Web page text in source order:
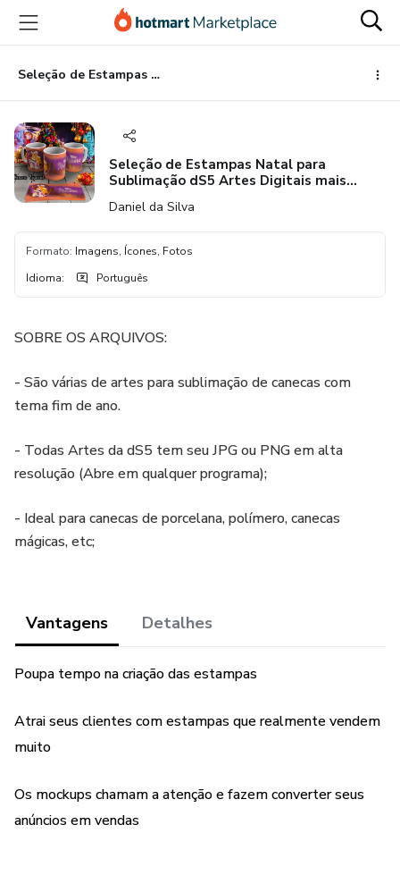
para
conteúdo
principal
para
pagamento
para
rodapé
Seleção de Estampas Natal para Sublimação dS5 Artes Digitais mais brindes
Seleção de Estampas Natal para
Sublimação dS5 Artes Digitais mais
Daniel da Silva
Formato: Imagens, Ícones, Fotos
Idioma: Português
SOBRE OS ARQUIVOS:
- São várias de artes para sublimação de canecas com
tema fim de ano.
- Todas Artes da dS5 tem seu JPG ou PNG em alta
resolução (Abre em qualquer programa);
- Ideal para canecas de porcelana, polímero, canecas
mágicas, etc;
Vantagens Detalhes
Poupa tempo na criação das estampas
Atrai seus clientes com estampas que realmente vendem
muito
Os mockups chamam a atenção e fazem converter seus
anúncios em vendas